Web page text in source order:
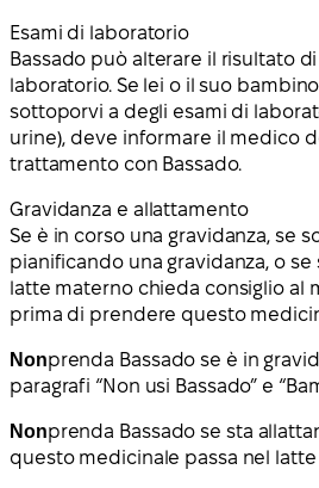
Esami di laboratorio
Bassado può alterare il risultato
laboratorio. Se lei o il suo
sottoporvi a degli esami di
urine), deve informare il medico
trattamento con Bassado.
Gravidanza e allattamento
Se è in corso una gravidanza, se
pianificando una gravidanza, o
latte materno chieda consiglio al
prima di prendere questo
Nonprenda Bassado se è in
paragrafi “Non usi Bassado” e
Nonprenda Bassado se sta
questo medicinale passa nel